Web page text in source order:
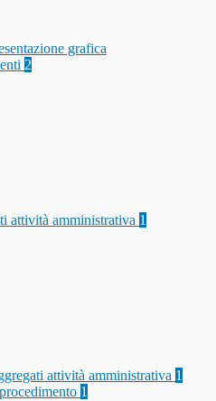
grafica
2
attività amministrativa 1
attività amministrativa 1
1